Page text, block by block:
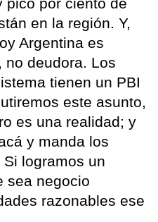
en la región. Y,
Argentina es
no deudora. Los
tienen un PBI
este asunto,
es una realidad; y
y manda los
logramos un
sea negocio
razonables ese